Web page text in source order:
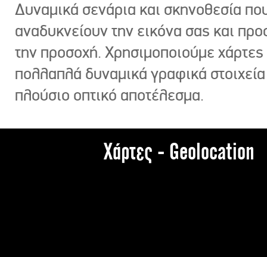
Δυναμικά σενάρια και σκηνοθεσία
αναδυκνείουν την εικόνα σας και
την προσοχή. Χρησιμοποιούμε χάρτες
πολλαπλά δυναμικά γραφικά στοιχεία
πλούσιο οπτικό αποτέλεσμα.
Χάρτες - Geolocation